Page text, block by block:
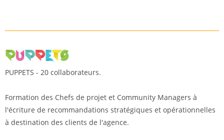
PUPPETS - 20 collaborateurs.
Formation des Chefs de projet et Community Managers à
l'écriture de recommandations stratégiques et opérationnelles
à destination des clients de l'agence.